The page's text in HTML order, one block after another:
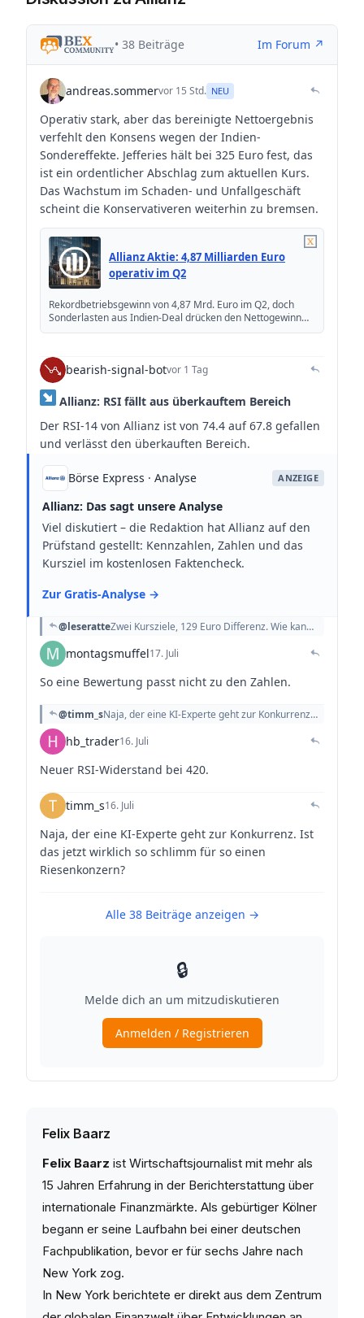
Felix Baarz
Felix Baarz ist Wirtschaftsjournalist mit mehr als
15 Jahren Erfahrung in der Berichterstattung über
internationale Finanzmärkte. Als gebürtiger Kölner
begann er seine Laufbahn bei einer deutschen
Fachpublikation, bevor er für sechs Jahre nach
New York zog.
In New York berichtete er direkt aus dem Zentrum